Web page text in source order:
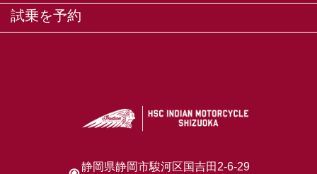
試乗を予約
静岡県静岡市駿河区国吉田2-6-29